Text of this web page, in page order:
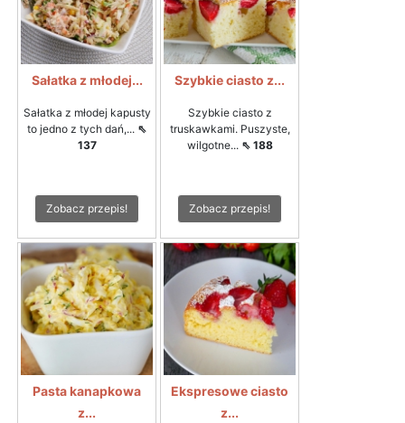
Sałatka z młodej...
Sałatka z młodej kapusty
to jedno z tych dań,... ⇖
137
Zobacz przepis!
Szybkie ciasto z...
Szybkie ciasto z
truskawkami. Puszyste,
wilgotne... ⇖ 188
Zobacz przepis!
Pasta kanapkowa
z...
Ekspresowe ciasto
z...